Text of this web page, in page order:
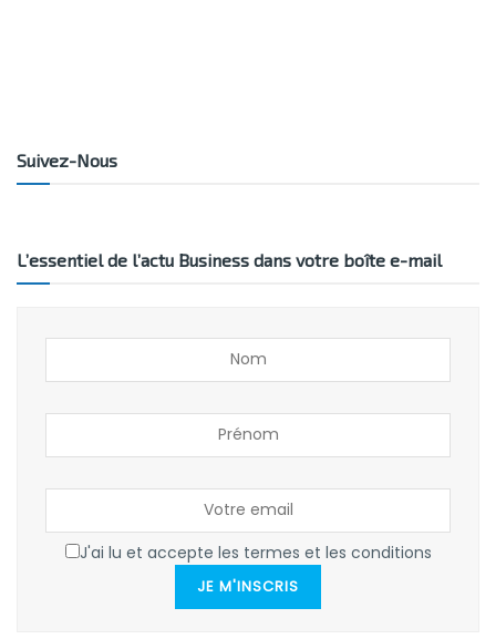
Suivez-Nous
L’essentiel de l’actu Business dans votre boîte e-mail
J'ai lu et accepte les termes et les conditions
JE M'INSCRIS